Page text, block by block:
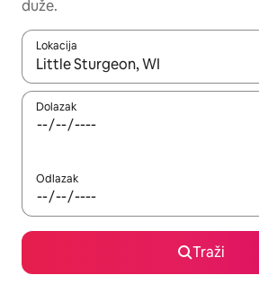
duže.
Lokacija
Kad su rezultati dostupni, možete da
Dolazak
Odlazak
Traži